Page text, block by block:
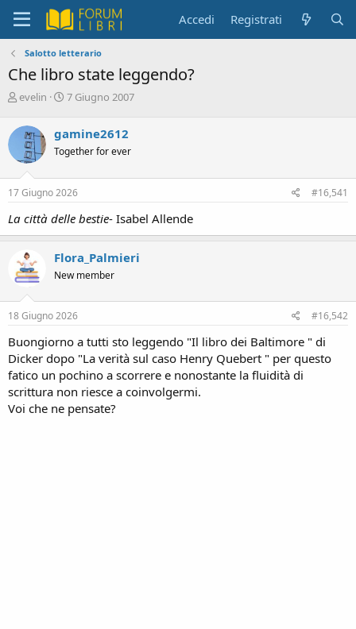
Accedi Registrati
Salotto letterario
Che libro state leggendo?
C
e
o
r
e
i
s
u
s
n
e
evelin
D
a
d
i
n
z
i
o
7 Giugno 2007
gamine2612
Together for ever
17 Giugno 2026 #16,541
La città delle bestie- Isabel Allende
Flora_Palmieri
New member
18 Giugno 2026 #16,542
Buongiorno a tutti sto leggendo "Il libro dei Baltimore " di
Dicker dopo "La verità sul caso Henry Quebert " per questo
fatico un pochino a scorrere e nonostante la fluidità di
scrittura non riesce a coinvolgermi.
Voi che ne pensate?